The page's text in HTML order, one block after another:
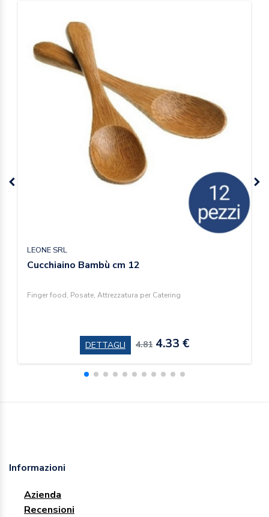
LEONE SRL
Cucchiaino Bambù cm 12
Finger food, Posate, Attrezzatura per Catering
DETTAGLI 4.81 4.33 €
Informazioni
Azienda
Recensioni